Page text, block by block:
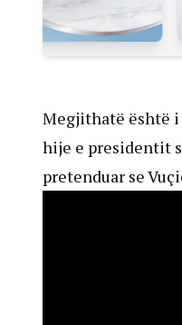
Megjithatë është i
hije e presidentit
pretenduar se